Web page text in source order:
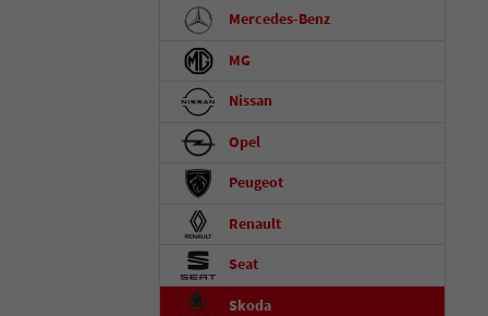
Mercedes-Benz
MG
Nissan
Opel
Peugeot
Renault
Seat
Skoda